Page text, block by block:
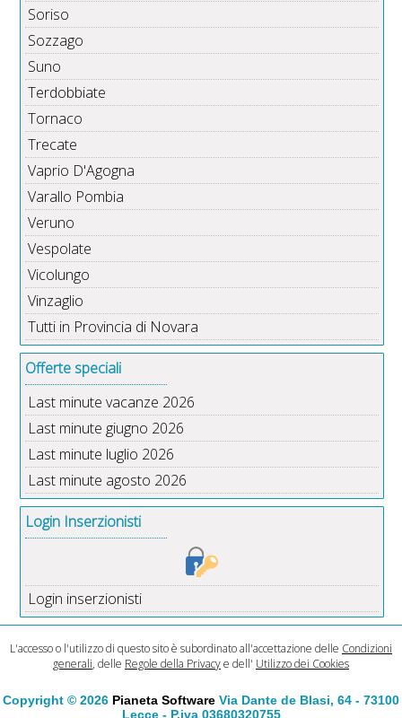
Soriso
Sozzago
Suno
Terdobbiate
Tornaco
Trecate
Vaprio D'Agogna
Varallo Pombia
Veruno
Vespolate
Vicolungo
Vinzaglio
Tutti in Provincia di Novara
Offerte speciali
Last minute vacanze 2026
Last minute giugno 2026
Last minute luglio 2026
Last minute agosto 2026
Login Inserzionisti
Login inserzionisti
L'accesso o l'utilizzo di questo sito è subordinato all'accettazione delle Condizioni
generali, delle Regole della Privacye dell' Utilizzo dei Cookies
Copyright © 2026 Pianeta Software Via Dante de Blasi, 64 - 73100
Lecce - P.iva 03680320755